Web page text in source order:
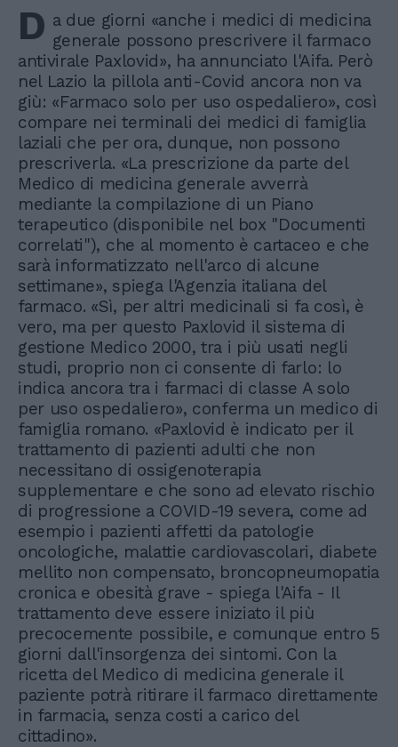
D a due giorni «anche i medici di medicina
generale possono prescrivere il farmaco
antivirale Paxlovid», ha annunciato l'Aifa. Però
nel Lazio la pillola anti-Covid ancora non va
giù: «Farmaco solo per uso ospedaliero», così
compare nei terminali dei medici di famiglia
laziali che per ora, dunque, non possono
prescriverla. «La prescrizione da parte del
Medico di medicina generale avverrà
mediante la compilazione di un Piano
terapeutico (disponibile nel box "Documenti
correlati"), che al momento è cartaceo e che
sarà informatizzato nell'arco di alcune
settimane», spiega l'Agenzia italiana del
farmaco. «Sì, per altri medicinali si fa così, è
vero, ma per questo Paxlovid il sistema di
gestione Medico 2000, tra i più usati negli
studi, proprio non ci consente di farlo: lo
indica ancora tra i farmaci di classe A solo
per uso ospedaliero», conferma un medico di
famiglia romano. «Paxlovid è indicato per il
trattamento di pazienti adulti che non
necessitano di ossigenoterapia
supplementare e che sono ad elevato rischio
di progressione a COVID-19 severa, come ad
esempio i pazienti affetti da patologie
oncologiche, malattie cardiovascolari, diabete
mellito non compensato, broncopneumopatia
cronica e obesità grave - spiega l'Aifa - Il
trattamento deve essere iniziato il più
precocemente possibile, e comunque entro 5
giorni dall'insorgenza dei sintomi. Con la
ricetta del Medico di medicina generale il
paziente potrà ritirare il farmaco direttamente
in farmacia, senza costi a carico del
cittadino».